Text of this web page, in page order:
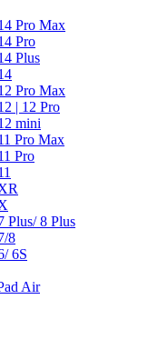
Pro Max
Pro
Plus
Pro Max
| 12 Pro
mini
Pro Max
Pro
Plus/ 8 Plus
8
6S
Air